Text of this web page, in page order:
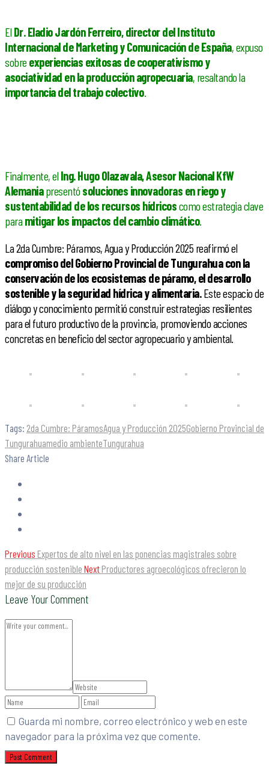
ElDr. Eladio Jardón Ferreiro, director del Instituto
Internacional de Marketing y Comunicación de España, expuso
sobreexperiencias exitosas de cooperativismo y
asociatividad en la producción agropecuaria, resaltando la
importancia del trabajo colectivo.
Finalmente, elIng. Hugo Olazavala, Asesor Nacional KfW
Alemaniapresentósoluciones innovadoras en riego y
sustentabilidad de los recursos hídricoscomo estrategia clave
paramitigar los impactos del cambio climático.
La 2da Cumbre: Páramos, Agua y Producción 2025 reafirmó el
compromiso del Gobierno Provincial de Tungurahua con la
conservación de los ecosistemas de páramo, el desarrollo
sostenible y la seguridad hídrica y alimentaria.Este espacio de
diálogo y conocimiento permitió construir estrategias resilientes
para el futuro productivo de la provincia, promoviendo acciones
concretas en beneficio del sector agropecuario y ambiental.
Tags: 2da Cumbre: PáramosAgua y Producción 2025Gobierno Provincial de
Tungurahuamedio ambienteTungurahua
Share Article
Previous Expertos de alto nivel en las ponencias magistrales sobre
producción sostenible Next Productores agroecológicos ofrecieron lo
mejor de su producción
Leave Your Comment
Guarda mi nombre, correo electrónico y web en este
navegador para la próxima vez que comente.